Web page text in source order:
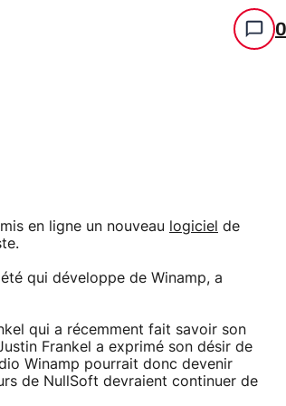
0
en ligne un nouveau logiciel de
qui développe de Winamp, a
qui a récemment fait savoir son
Frankel a exprimé son désir de
Winamp pourrait donc devenir
de NullSoft devraient continuer de